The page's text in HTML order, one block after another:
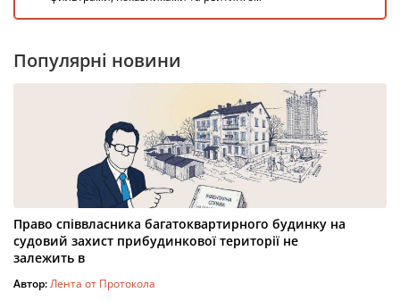
Популярні новини
Право співвласника багатоквартирного будинку на
судовий захист прибудинкової території не
залежить в
Автор:Лента от Протокола